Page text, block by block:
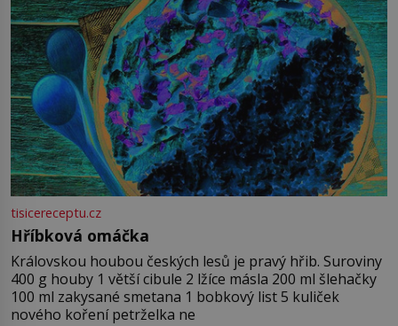
tisicereceptu.cz
Hříbková omáčka
Královskou houbou českých lesů je pravý hřib. Suroviny
400 g houby 1 větší cibule 2 lžíce másla 200 ml šlehačky
100 ml zakysané smetana 1 bobkový list 5 kuliček
nového koření petrželka ne